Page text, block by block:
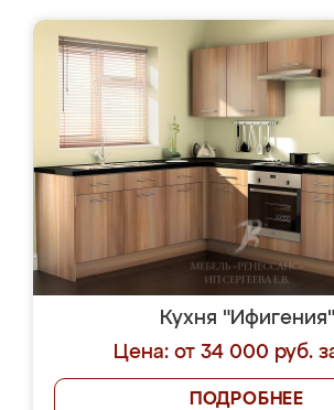
Кухня "Ифигения"
Цена: от 34 000 руб.
ПОДРОБНЕЕ